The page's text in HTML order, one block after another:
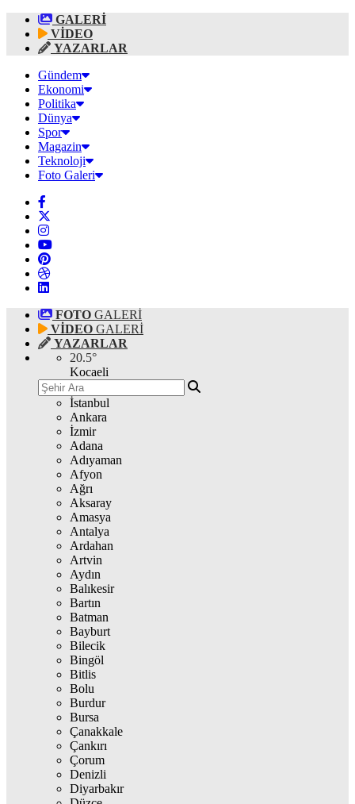
GALERİ
VİDEO
YAZARLAR
Gündem
Ekonomi
Politika
Dünya
Spor
Magazin
Teknoloji
Foto Galeri
FOTO GALERİ
VİDEO GALERİ
YAZARLAR
20.5°
Kocaeli
İstanbul
Ankara
İzmir
Adana
Adıyaman
Afyon
Ağrı
Aksaray
Amasya
Antalya
Ardahan
Artvin
Aydın
Balıkesir
Bartın
Batman
Bayburt
Bilecik
Bingöl
Bitlis
Bolu
Burdur
Bursa
Çanakkale
Çankırı
Çorum
Denizli
Diyarbakır